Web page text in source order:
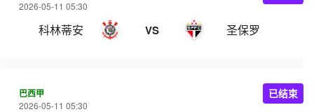
2026-05-11 05:30
科林蒂安 VS 圣保罗
巴西甲
2026-05-11 05:30
已结束